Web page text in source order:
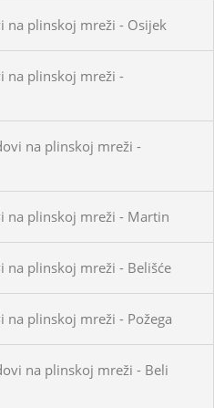
na plinskoj mreži - Osijek
na plinskoj mreži -
na plinskoj mreži -
na plinskoj mreži - Martin
na plinskoj mreži - Belišće
plinskoj mreži - Požega
na plinskoj mreži - Beli